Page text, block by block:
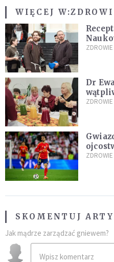
WIĘCEJ W:
ZDROWIE
Dr
leczyć
ZDROWIE
ZDROWIE
SKOMENTUJ
Jak mądrze zarządzać gniewem?